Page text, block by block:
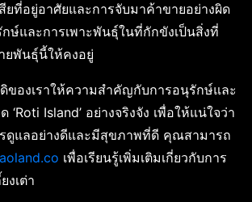
ยที่อยู่อาศัยและการจับมาค้าขายอย่างผิด
ษ์และการเพาะพันธุ์ในที่กักขังเป็นสิ่งที่
ยพันธุ์นี้ให้คงอยู่
ของเราให้ความสำคัญกับการอนุรักษ์และ
‘Roti Island’ อย่างจริงจัง เพื่อให้แน่ใจว่า
รดูแลอย่างดีและมีสุขภาพที่ดี คุณสามารถ
เพื่อเรียนรู้เพิ่มเติมเกี่ยวกับการ
งเต่า